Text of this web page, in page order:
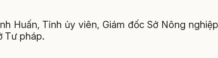
Huấn, Tỉnh ủy viên, Giám đốc Sở Nông nghiệp
Tư pháp.